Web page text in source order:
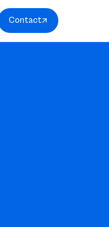
Contact